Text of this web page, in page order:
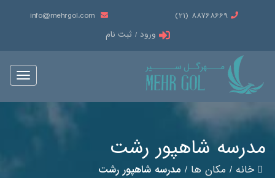
88768669 (21)
info@mehrgol.com
ورود / ثبت نام
Toggle
مدرسه‌ شاهپور رشت
خانه/ مکان ها/ مدرسه‌ شاهپور رشت